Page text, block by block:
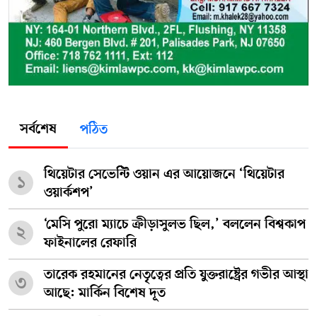
সর্বশেষ পঠিত
১
থিয়েটার সেভেন্টি ওয়ান এর আয়োজনে ‘থিয়েটার
ওয়ার্কশপ’
২
‘মেসি পুরো ম্যাচে ক্রীড়াসুলভ ছিল,’ বললেন বিশ্বকাপ
ফাইনালের রেফারি
৩
তারেক রহমানের নেতৃত্বের প্রতি যুক্তরাষ্ট্রের গভীর আস্থা
আছে: মার্কিন বিশেষ দূত